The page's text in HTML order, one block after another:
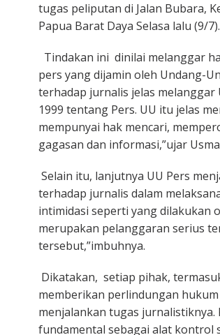
tugas peliputan di Jalan Bubara,
Papua Barat Daya Selasa lalu (9/7).
Tindakan ini dinilai melanggar
pers yang dijamin oleh Undang-
terhadap jurnalis jelas
1999 tentang Pers. UU itu jelas
mempunyai hak mencari,
gagasan dan informasi,”ujar
Selain itu, lanjutnya UU Pers
terhadap jurnalis dalam
intimidasi seperti yang dilakukan
merupakan pelanggaran serius
tersebut,”imbuhnya.
Dikatakan, setiap pihak,
memberikan perlindungan
menjalankan tugas jurnalistiknya.
fundamental sebagai alat kontrol